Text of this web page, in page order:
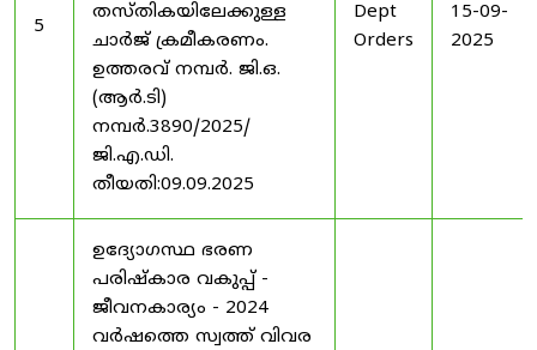
5
തസ്തികയിലേക്കുള്ള
ചാർജ് ക്രമീകരണം.
ഉത്തരവ് നമ്പർ. ജി.ഒ.
(ആർ.ടി)
നമ്പർ.3890/2025/
ജി.എ.ഡി.
തീയതി:09.09.2025
Dept
Orders
15-09-
2025
ഉദ്യോഗസ്ഥ ഭരണ
പരിഷ്കാര വകുപ്പ് -
ജീവനകാര്യം - 2024
വർഷത്തെ സ്വത്ത് വിവര